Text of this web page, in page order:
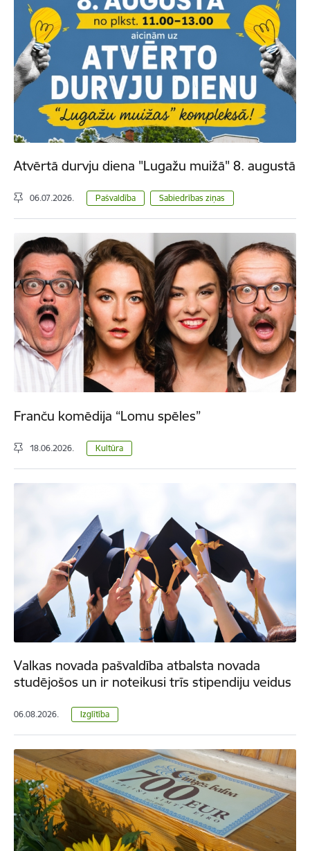
Atvērtā durvju diena "Lugažu muižā" 8. augustā
06.07.2026. Pašvaldība Sabiedrības ziņas
Franču komēdija “Lomu spēles”
18.06.2026. Kultūra
Valkas novada pašvaldība atbalsta novada
studējošos un ir noteikusi trīs stipendiju veidus
06.08.2026. Izglītība